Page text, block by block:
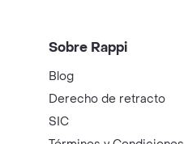
Sobre Rappi
Blog
Derecho de retracto
SIC